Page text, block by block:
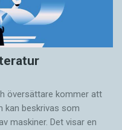
översättare ­kommer att
kan beskrivas som
maskiner. Det visar en